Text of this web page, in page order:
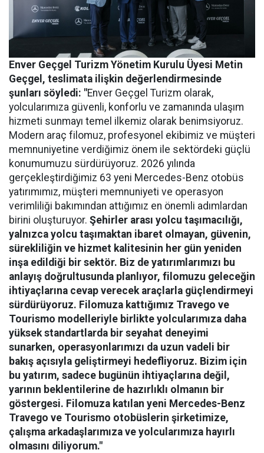
Enver Geçgel Turizm Yönetim Kurulu Üyesi Metin
Geçgel , teslimata ilişkin değerlendirmesinde
şunları söyledi: "Enver Geçgel Turizm olarak,
yolcularımıza güvenli, konforlu ve zamanında ulaşım
hizmeti sunmayı temel ilkemiz olarak benimsiyoruz.
Modern araç filomuz, profesyonel ekibimiz ve müşteri
memnuniyetine verdiğimiz önem ile sektördeki güçlü
konumumuzu sürdürüyoruz. 2026 yılında
gerçekleştirdiğimiz 63 yeni Mercedes-Benz otobüs
yatırımımız, müşteri memnuniyeti ve operasyon
verimliliği bakımından attığımız en önemli adımlardan
birini oluşturuyor. Şehirler arası yolcu taşımacılığı,
yalnızca yolcu taşımaktan ibaret olmayan, güvenin,
sürekliliğin ve hizmet kalitesinin her gün yeniden
inşa edildiği bir sektör. Biz de yatırımlarımızı bu
anlayış doğrultusunda planlıyor, filomuzu geleceğin
ihtiyaçlarına cevap verecek araçlarla güçlendirmeyi
sürdürüyoruz. Filomuza kattığımız Travego ve
Tourismo modelleriyle birlikte yolcularımıza daha
yüksek standartlarda bir seyahat deneyimi
sunarken, operasyonlarımızı da uzun vadeli bir
bakış açısıyla geliştirmeyi hedefliyoruz. Bizim için
bu yatırım, sadece bugünün ihtiyaçlarına değil,
yarının beklentilerine de hazırlıklı olmanın bir
göstergesi. Filomuza katılan yeni Mercedes-Benz
Travego ve Tourismo otobüslerin şirketimize,
çalışma arkadaşlarımıza ve yolcularımıza hayırlı
olmasını diliyorum."